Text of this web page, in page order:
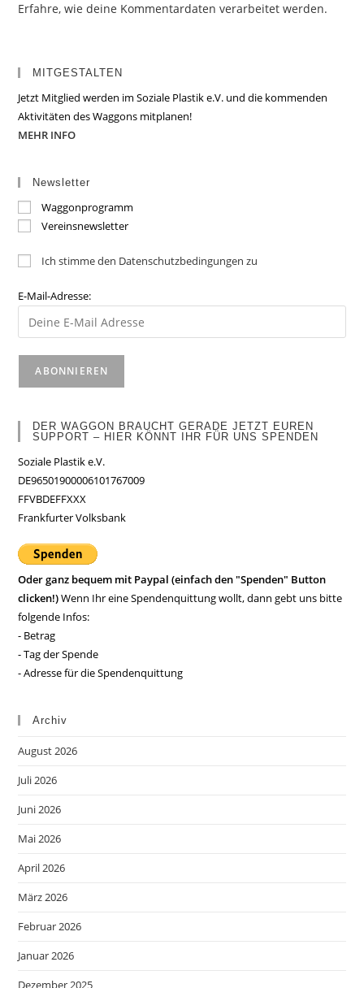
Erfahre, wie deine Kommentardaten verarbeitet werden.
MITGESTALTEN
Jetzt Mitglied werden im Soziale Plastik e.V. und die kommenden
Aktivitäten des Waggons mitplanen!
MEHR INFO
Newsletter
Waggonprogramm
Vereinsnewsletter
Ich stimme den Datenschutzbedingungen zu
E-Mail-Adresse:
DER WAGGON BRAUCHT GERADE JETZT EUREN
SUPPORT – HIER KÖNNT IHR FÜR UNS SPENDEN
Soziale Plastik e.V.
DE96501900006101767009
FFVBDEFFXXX
Frankfurter Volksbank
Oder ganz bequem mit Paypal (einfach den "Spenden" Button
clicken!)Wenn Ihr eine Spendenquittung wollt, dann gebt uns bitte
folgende Infos:
- Betrag
- Tag der Spende
- Adresse für die Spendenquittung
Archiv
August 2026
Juli 2026
Juni 2026
Mai 2026
April 2026
März 2026
Februar 2026
Januar 2026
Dezember 2025